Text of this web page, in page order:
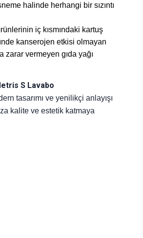
halinde herhangi bir sızıntı
iç kısmındaki kartuş
kanserojen etkisi olmayan
zarar vermeyen gıda yağı
S Lavabo
tasarımı ve yenilikçi anlayışı
kalite ve estetik katmaya